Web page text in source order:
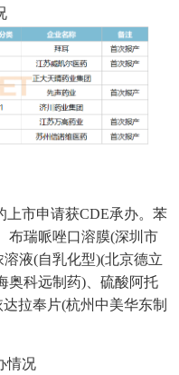
上市申请获CDE承办。苯
布瑞哌唑口溶膜(深圳市
液(自乳化型)(北京德立
奥科远制药)、硫酸阿托
拉奉片(杭州中美华东制
情况